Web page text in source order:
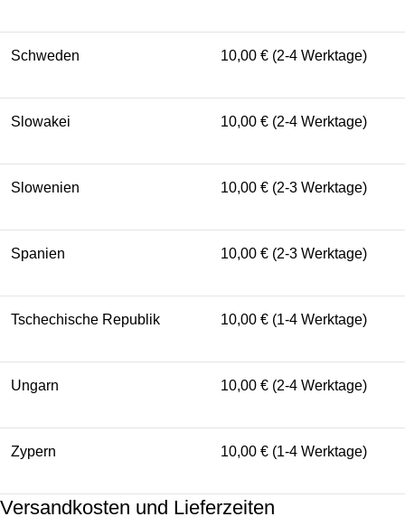
Schweden 10,00 € (2-4 Werktage)
Slowakei 10,00 € (2-4 Werktage)
Slowenien 10,00 € (2-3 Werktage)
Spanien 10,00 € (2-3 Werktage)
Tschechische Republik 10,00 € (1-4 Werktage)
Ungarn 10,00 € (2-4 Werktage)
Zypern 10,00 € (1-4 Werktage)
Versandkosten und Lieferzeiten